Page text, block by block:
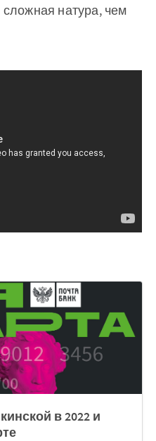
натура, чем
в 2022 и